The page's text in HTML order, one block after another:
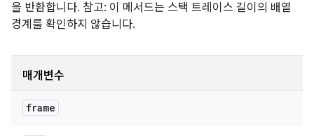
을 반환합니다. 참고: 이 메서드는 스택 트레이스 길이의 배열
경계를 확인하지 않습니다.
매개변수
frame